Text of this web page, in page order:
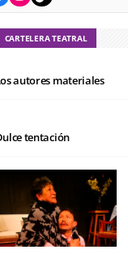
CARTELERA TEATRAL
autores materiales
tentación